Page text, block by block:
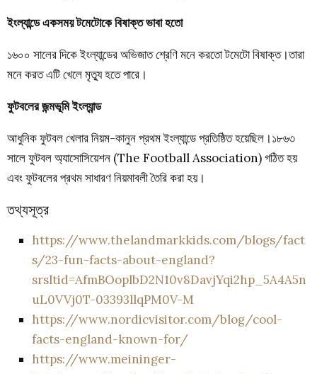
ইংল্যান্ডে একসময় টমেটোকে বিষাক্ত ভাবা হতো
১৬০০ সালের দিকে ইংল্যান্ডের অভিজাত শ্রেণি মনে করতো টমেটো বিষাক্ত।তারা
মনে করত এটি খেলে মৃত্যু হতে পারে।
ফুটবলের জন্মভূমি ইংল্যান্ড
আধুনিক ফুটবল খেলার নিয়ম-কানুন প্রথম ইংল্যান্ডে প্রতিষ্ঠিত হয়েছিল।১৮৬৩
সালে ফুটবল অ্যাসোসিয়েশন (The Football Association) গঠিত হয়
এবং ফুটবলের প্রথম সাধারণ নিয়মাবলী তৈরি করা হয়।
তথ্যসূত্র
https://www.thelandmarkkids.com/blogs/fact
s/23-fun-facts-about-england?
srsltid=AfmBOoplbD2N10v8DavjYqi2hp_5A4A5n
uL0VVj0T-03393llqPM0V-M
https://www.nordicvisitor.com/blog/cool-
facts-england-known-for/
https://www.meininger-